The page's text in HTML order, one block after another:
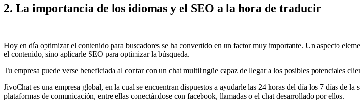
2. La importancia de los idiomas y el SEO a la hora de traducir
Hoy en día optimizar el contenido para buscadores se ha convertido en un factor muy importante. Un aspecto
el contenido, sino aplicarle SEO para optimizar la búsqueda.
Tu empresa puede verse beneficiada al contar con un chat multilingüe capaz de llegar a los posibles potenciales
JivoChat es una empresa global, en la cual se encuentran dispuestos a ayudarle las 24 horas del día los 7 días de
plataformas de comunicación, entre ellas conectándose con facebook, llamadas o el chat desarrollado por ellos.